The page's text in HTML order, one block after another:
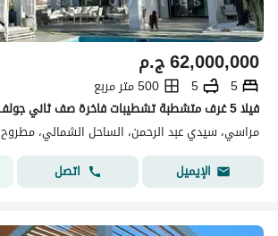
ج.م62,000,000
5
5
500 متر مربع
مراسي، سيدي عبد الرحمن، الساحل الشمالي، مطروح
الإيميل
اتصل